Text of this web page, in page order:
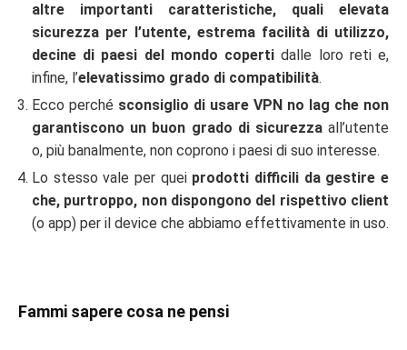
altre importanti caratteristiche, quali elevata
sicurezza per l’utente, estrema facilità di utilizzo,
decine di paesi del mondo coperti dalle loro reti e,
infine, l’elevatissimo grado di compatibilità.
Ecco perché sconsiglio di usare VPN no lag che non
garantiscono un buon grado di sicurezzaall’utente
o, più banalmente, non coprono i paesi di suo interesse.
Lo stesso vale per quei prodotti difficili da gestire e
che, purtroppo, non dispongono del rispettivo client
(o app) per il device che abbiamo effettivamente in uso.
Fammi sapere cosa ne pensi